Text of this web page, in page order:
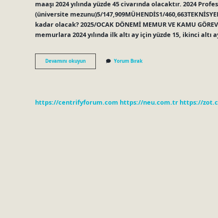
maaşı 2024 yılında yüzde 45 civarında olacaktır. 2024
(üniversite mezunu)5/147,909MÜHENDİS1/
kadar olacak? 2025/OCAK DÖNEMİ MEMUR VE KAMU
memurlara 2024 yılında ilk altı ay için yüzde 15, ikinci altı
Devamını okuyunHakimler
Ne
Yorum Bırak
https://centrifyforum.com https://neu.com.tr https://